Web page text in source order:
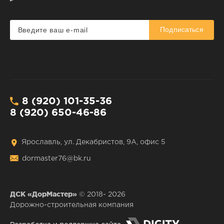
Подписаться
8 (920) 101-35-36
8 (920) 650-46-86
Ярославль, ул. Декабристов, 9А, офис 5
dormaster76@bk.ru
ДСК «ДорМастер»© 2018- 2026
Дорожно-строительная компания